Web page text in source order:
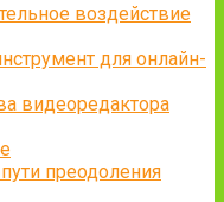
воздействие
для онлайн-
видеоредактора
преодоления